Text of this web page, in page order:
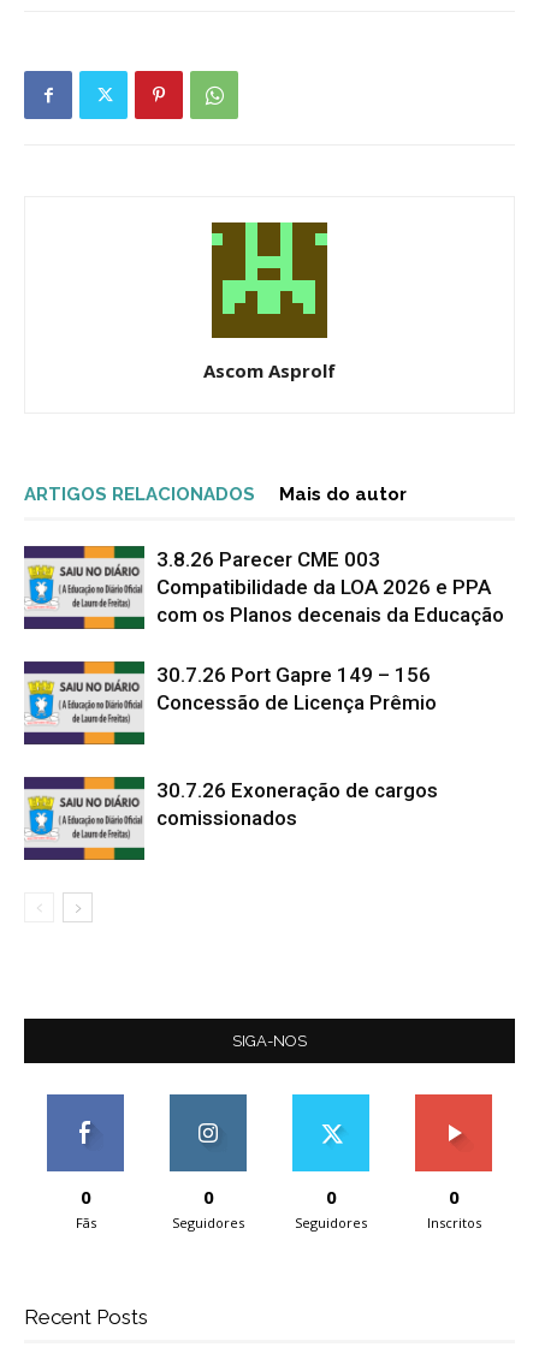
Ascom Asprolf
ARTIGOS RELACIONADOS Mais do autor
3.8.26 Parecer CME 003
Compatibilidade da LOA 2026 e PPA
com os Planos decenais da Educação
30.7.26 Port Gapre 149 – 156
Concessão de Licença Prêmio
30.7.26 Exoneração de cargos
comissionados
SIGA-NOS
0
Fãs
0
Seguidores
0
Seguidores
0
Inscritos
Recent Posts